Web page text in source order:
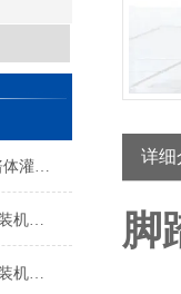
韩式酱料自动灌装机-非标酱体灌装设备工厂生产
膏体卧式香辣酱定量自动灌装机设备
膏体果糖果酱不锈钢自动灌装机设备
详细
脚